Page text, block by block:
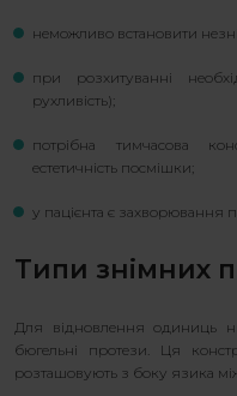
неможливо встановити
при розхитуванні
рухливість);
потрібна тимчасова
естетичність посмішки;
у пацієнта є захворювання
Типи знімних
Для відновлення одиниць
бюгельні протези. Ця
розташовують з боку язика